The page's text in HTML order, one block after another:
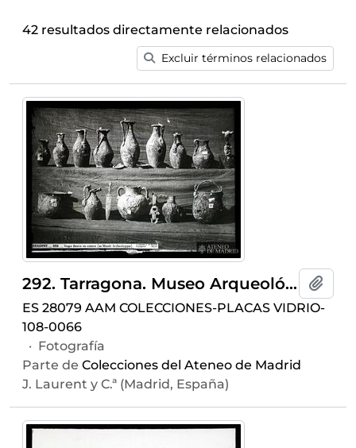
42 resultados directamente relacionados
Excluir términos relacionados
292. Tarragona. Museo Arqueológico. Vasijas en cobre
ES 28079 AAM COLECCIONES-PLACAS VIDRIO-
108-0066
· Fotografía
Parte de Colecciones del Ateneo de Madrid
J. Laurent y C.ª (Madrid, España)